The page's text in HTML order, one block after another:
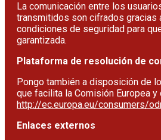
La comunicación entre los
transmitidos son cifrados gracias
condiciones de seguridad para
garantizada.
Plataforma de resolución de
Pongo también a disposición de
que facilita la Comisión Europea
http://ec.europa.eu/consumers/
Enlaces externos